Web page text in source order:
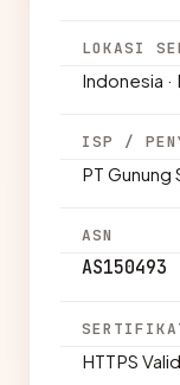
LOKASI
Indonesia ·
ISP /
PT Gunung
ASN
AS150493
HTTPS Valid